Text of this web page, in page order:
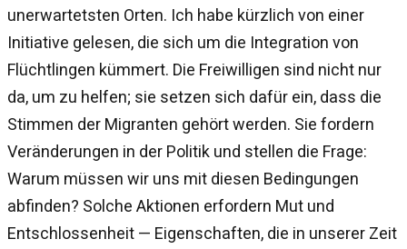
unerwartetsten Orten. Ich habe kürzlich von einer
Initiative gelesen, die sich um die Integration von
Flüchtlingen kümmert. Die Freiwilligen sind nicht nur
da, um zu helfen; sie setzen sich dafür ein, dass die
Stimmen der Migranten gehört werden. Sie fordern
Veränderungen in der Politik und stellen die Frage:
Warum müssen wir uns mit diesen Bedingungen
abfinden? Solche Aktionen erfordern Mut und
Entschlossenheit — Eigenschaften, die in unserer Zeit